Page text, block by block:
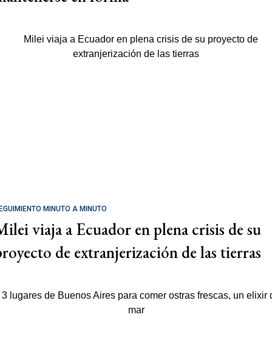
MINUTO A MINUTO
viaja a Ecuador en plena crisis de su
de extranjerización de las tierras